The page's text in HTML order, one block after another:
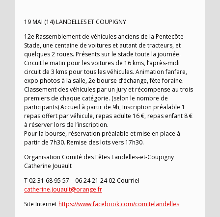
19 MAI (14) LANDELLES ET COUPIGNY
12e Rassemblement de véhicules anciens de la Pentecôte
Stade, une centaine de voitures et autant de tracteurs, et
quelques 2 roues. Présents sur le stade toute la journée.
Circuit le matin pour les voitures de 16 kms, l’après-midi
circuit de 3 kms pour tous les véhicules. Animation fanfare,
expo photos à la salle, 2e bourse d’échange, fête foraine.
Classement des véhicules par un jury et récompense au trois
premiers de chaque catégorie. (selon le nombre de
participants) Accueil à partir de 9h, Inscription préalable 1
repas offert par véhicule, repas adulte 16 €, repas enfant 8 €
à réserver lors de l’inscription.
Pour la bourse, réservation préalable et mise en place à
partir de 7h30. Remise des lots vers 17h30.
Organisation Comité des Fêtes Landelles-et-Coupigny
Catherine Jouault
T 02 31 68 95 57 – 06 24 21 24 02 Courriel
catherine.jouault@orange.fr
Site Internethttps://www.facebook.com/comitelandelles